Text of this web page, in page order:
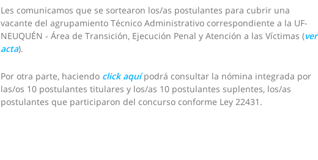
Les comunicamos que se sortearon los/as postulantes para cubrir una
vacante del agrupamiento Técnico Administrativo correspondiente a la UF-
NEUQUÉN - Área de Transición, Ejecución Penal y Atención a las Víctimas (ver
acta).
Por otra parte, haciendo click aquí podrá consultar la nómina integrada por
las/os 10 postulantes titulares y los/as 10 postulantes suplentes, los/as
postulantes que participaron del concurso conforme Ley 22431.